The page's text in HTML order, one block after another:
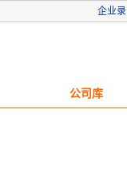
企业录
公司库